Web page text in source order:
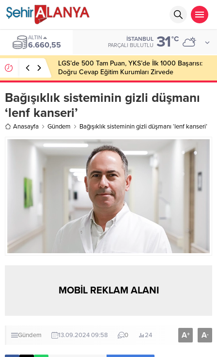
ALTIN
6.660,55
İSTANBUL
PARÇALI BULUTLU 31°C
LGS’de 500 Tam Puan, YKS’de İlk 1000 Başarısı:
Doğru Cevap Eğitim Kurumları Zirvede
Bağışıklık sisteminin gizli düşmanı
‘lenf kanseri’
Anasayfa Gündem Bağışıklık sisteminin gizli düşmanı ‘lenf kanseri’
MOBİL REKLAM ALANI
Gündem 13.09.2024 09:58 0 24 A+ A-